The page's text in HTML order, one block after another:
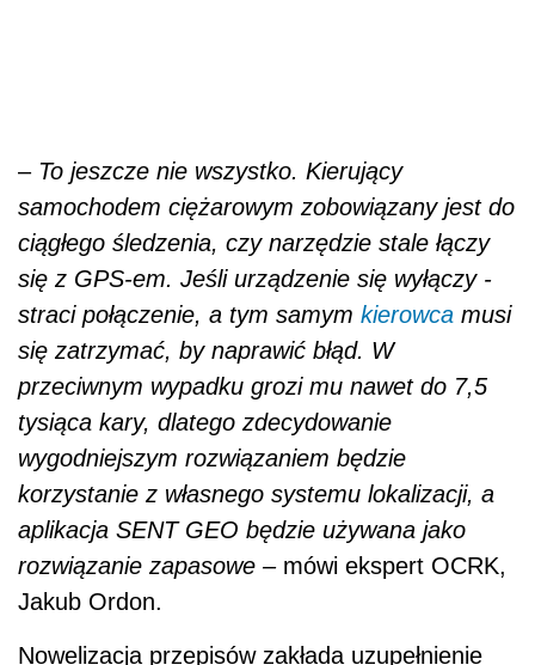
– To jeszcze nie wszystko. Kierujący
samochodem ciężarowym zobowiązany jest do
ciągłego śledzenia, czy narzędzie stale łączy
się z GPS-em. Jeśli urządzenie się wyłączy -
straci połączenie, a tym samym kierowca musi
się zatrzymać, by naprawić błąd. W
przeciwnym wypadku grozi mu nawet do 7,5
tysiąca kary, dlatego zdecydowanie
wygodniejszym rozwiązaniem będzie
korzystanie z własnego systemu lokalizacji, a
aplikacja SENT GEO będzie używana jako
rozwiązanie zapasowe – mówi ekspert OCRK,
Jakub Ordon.
Nowelizacja przepisów zakłada uzupełnienie